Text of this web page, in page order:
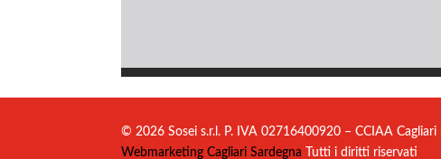
© 2026 Sosei s.r.l. P. IVA 02716400920 – CCIAA
Webmarketing Cagliari Sardegna
Tutti i diritti riservati